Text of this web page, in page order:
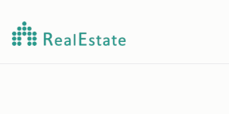
Fő tartalom átugrása